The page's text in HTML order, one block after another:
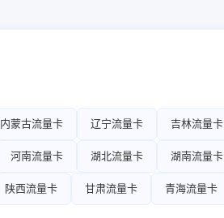
内蒙古流量卡 辽宁流量卡 吉林流量卡
河南流量卡 湖北流量卡 湖南流量卡
陕西流量卡 甘肃流量卡 青海流量卡